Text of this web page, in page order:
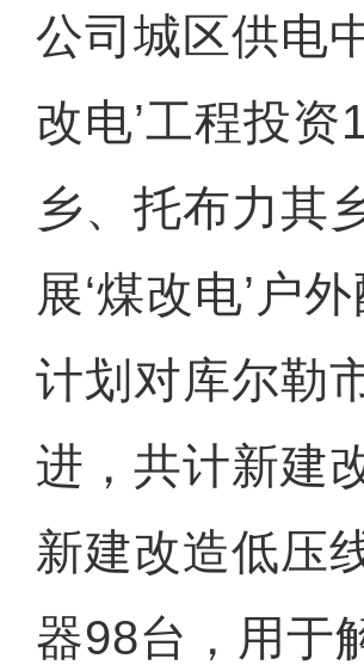
公司城区供电
改电’工程投
乡、托布力其
展‘煤改电’户
计划对库尔勒
进，共计新建
新建改造低压
器98台，用于